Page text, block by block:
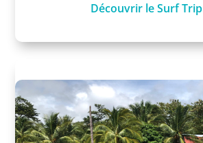
Découvrir le Surf Trip